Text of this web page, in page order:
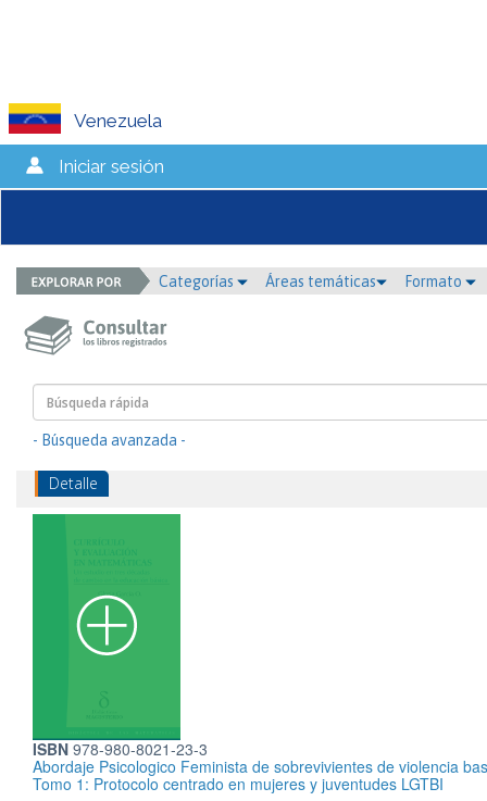
Venezuela
Iniciar sesión
Categorías Áreas temáticas Formato
- Búsqueda avanzada -
Detalle
ISBN 978-980-8021-23-3
Abordaje Psicologico Feminista de sobrevivientes de violencia
Tomo 1: Protocolo centrado en mujeres y juventudes LGTBI